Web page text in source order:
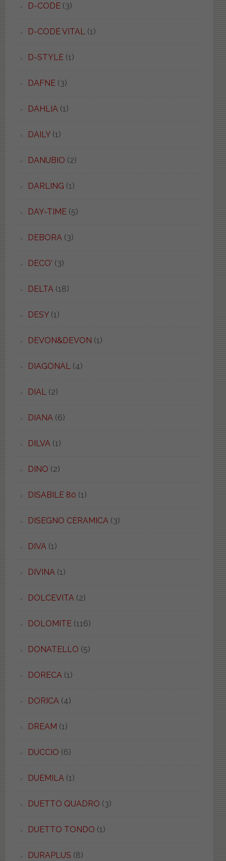
D-CODE(3)
D-CODE VITAL(1)
D-STYLE(1)
DAFNE(3)
DAHLIA(1)
DAILY(1)
DANUBIO (2)
DARLING (1)
DAY-TIME(5)
DEBORA(3)
DECO' (3)
DELTA(18)
DESY(1)
DEVON&DEVON (1)
DIAGONAL(4)
DIAL(2)
DIANA(6)
DILVA(1)
DINO (2)
DISABILE 80 (1)
DISEGNO CERAMICA(3)
DIVA(1)
DIVINA(1)
DOLCEVITA(2)
DOLOMITE(116)
DONATELLO (5)
DORECA(1)
DORICA(4)
DREAM (1)
DUCCIO (6)
DUEMILA(1)
DUETTO QUADRO (3)
DUETTO TONDO (1)
DURAPLUS (8)